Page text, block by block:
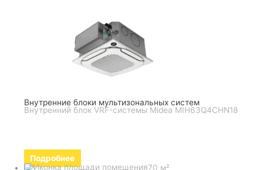
Внутренние блоки мультизональных систем
Внутренний блок VRF-системы Midea MIH63Q4CHN18
Подробнее
70 м²